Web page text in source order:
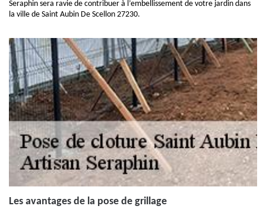
Seraphin sera ravie de contribuer à l’embellissement de votre jardin dans
la ville de Saint Aubin De Scellon 27230.
Les avantages de la pose de grillage